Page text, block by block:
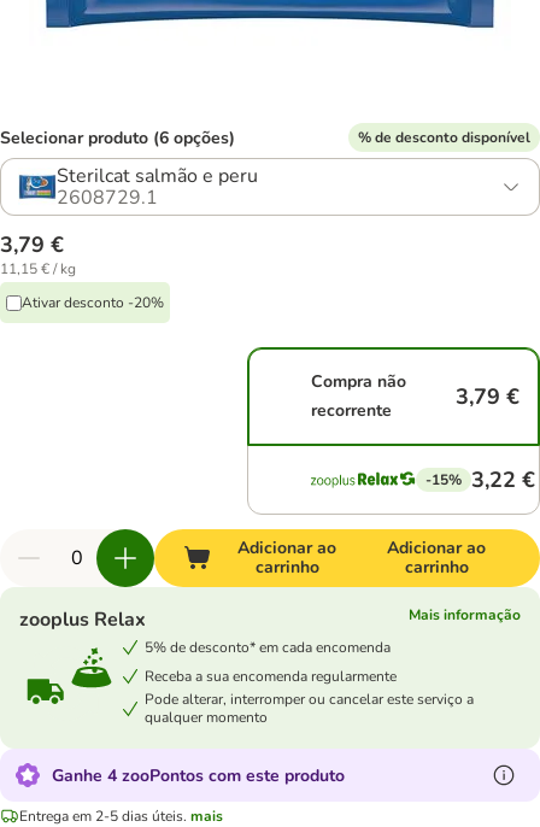
Selecionar produto (6 opções) % de desconto disponível
Sterilcat salmão e peru
2608729.1
3,79 €
11,15 € / kg
Ativar desconto -20%
Compra não
recorrente
3,79 €
-15% 3,22 €
Adicionar ao
carrinho
Adicionar ao
carrinho
zooplus Relax
Mais informação
5% de desconto* em cada encomenda
Receba a sua encomenda regularmente
Pode alterar, interromper ou cancelar este serviço a
qualquer momento
Ganhe 4 zooPontos com este produto
Entrega em 2-5 dias úteis. mais